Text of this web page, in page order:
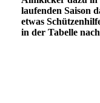
laufenden Saison
etwas
in der Tabelle